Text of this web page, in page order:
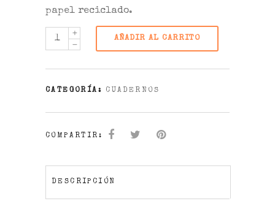
papel reciclado.
AÑADIR AL CARRITO
CATEGORÍA: CUADERNOS
COMPARTIR:
DESCRIPCIÓN